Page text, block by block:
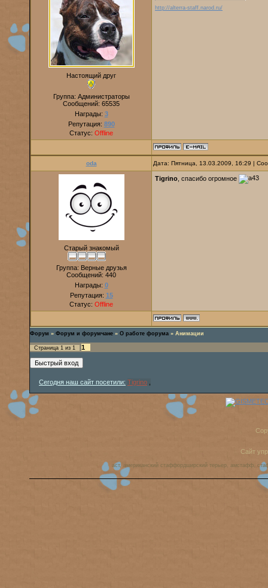
Настоящий друг
Группа: Администраторы
Сообщений: 65535
Награды: 3
Репутация: 890
Статус: Offline
http://alterra-staff.narod.ru/
oda Дата: Пятница, 13.03.2009, 16:29 |
Старый знакомый
Группа: Верные друзья
Сообщений: 440
Награды: 0
Репутация: 15
Статус: Offline
Tigrino , спасибо огромное
Форум » Форум и форумчане » О работе форума » Анимации
Страница 1 из 1 1
Сегодня наш сайт посетили: Tigrino
Сайт
аст, американский стаффордширский терьер, амстафф,